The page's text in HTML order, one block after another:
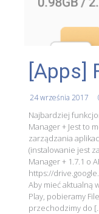
[Apps]
24 września 2017
Najbardziej
Manager + Jest to
zarządzania
(instalowanie jest
Manager + 1.7.1 o
https://
Aby mieć aktualną
Play, pobieramy
przechodzimy do